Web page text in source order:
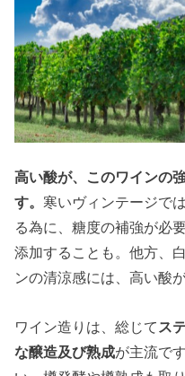
高い酸が、このワインの
す。 寒いヴィンテージで
る為に、糖度の補強が必
添加することも。他方、
ンの清涼感には、高い酸
ワイン造りは、総じて ス
な醸造及び熟成が主流で